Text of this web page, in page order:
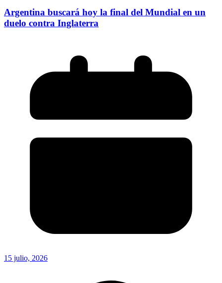
Argentina buscará hoy la final del Mundial en un
duelo contra Inglaterra
15 julio, 2026